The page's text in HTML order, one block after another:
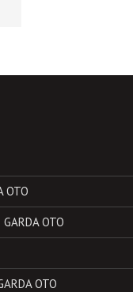
OTO
OTO
OTO